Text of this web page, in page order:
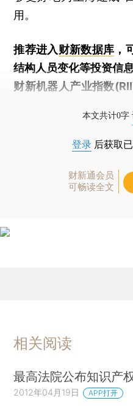
用。
推荐进入财新数据库 ，
结构人员变化等投资信息
财新机器人产业指数
本文共计0字
登录 后获取
财新通会员
可畅读全文
相关阅读
最高法院公布知识产
2012年04月19日 APP打开